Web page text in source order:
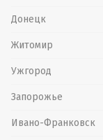
Донецк
Житомир
Ужгород
Запорожье
Ивано-Франковск